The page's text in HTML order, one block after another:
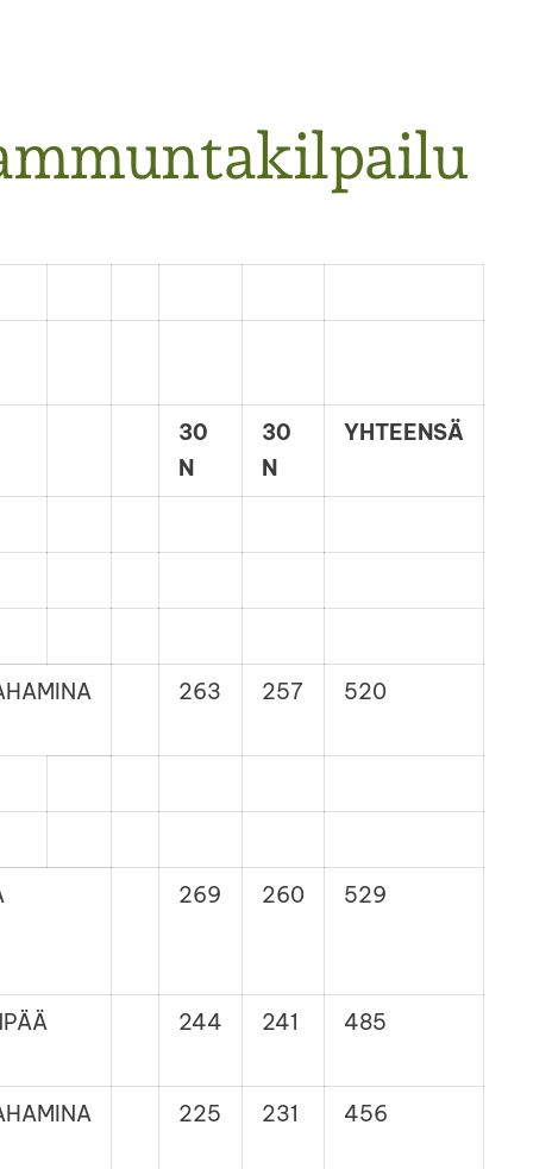
30
N
30
N
YHTEENSÄ
263 257 520
269 260 529
244 241 485
225 231 456